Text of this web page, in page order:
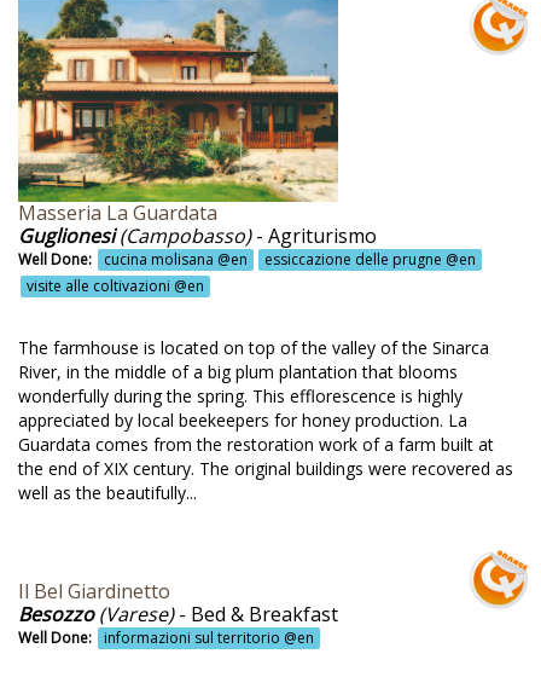
@en
in parete @en
@en
da recupero @en
@en
di un tempo @en
di educazione ambientale @en
agricola @en
agricola bio @en
agricola biologica @en
agricola certificata @en
Toscana @en
@en
Masseria La Guardata
Guglionesi(Campobasso)- Agriturismo
Well Done: cucina molisana @en
essiccazione delle prugne @en
visite alle coltivazioni @en
The farmhouse is located on top of the valley of the Sinarca
River, in the middle of a big plum plantation that blooms
wonderfully during the spring. This efflorescence is highly
appreciated by local beekeepers for honey production. La
Guardata comes from the restoration work of a farm built at
the end of XIX century. The original buildings were recovered as
well as the beautifully...
Il Bel Giardinetto
Besozzo(Varese)- Bed & Breakfast
Well Done: informazioni sul territorio @en